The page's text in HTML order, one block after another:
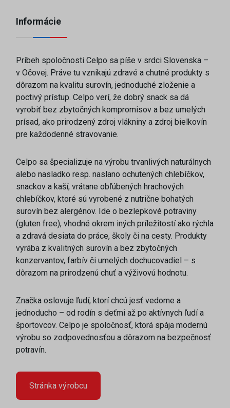
Informácie
Príbeh spoločnosti Celpo sa píše v srdci Slovenska –
v Očovej. Práve tu vznikajú zdravé a chutné produkty s
dôrazom na kvalitu surovín, jednoduché zloženie a
poctivý prístup. Celpo verí, že dobrý snack sa dá
vyrobiť bez zbytočných kompromisov a bez umelých
prísad, ako prirodzený zdroj vlákniny a zdroj bielkovín
pre každodenné stravovanie.
Celpo sa špecializuje na výrobu trvanlivých naturálnych
alebo nasladko resp. naslano ochutených chlebíčkov,
snackov a kaší, vrátane obľúbených hrachových
chlebíčkov, ktoré sú vyrobené z nutrične bohatých
surovín bez alergénov. Ide o bezlepkové potraviny
(gluten free), vhodné okrem iných príležitostí ako rýchla
a zdravá desiata do práce, školy či na cesty. Produkty
vyrába z kvalitných surovín a bez zbytočných
konzervantov, farbív či umelých dochucovadiel – s
dôrazom na prirodzenú chuť a výživovú hodnotu.
Značka oslovuje ľudí, ktorí chcú jesť vedome a
jednoducho – od rodín s deťmi až po aktívnych ľudí a
športovcov. Celpo je spoločnosť, ktorá spája modernú
výrobu so zodpovednosťou a dôrazom na bezpečnosť
potravín.
Stránka výrobcu